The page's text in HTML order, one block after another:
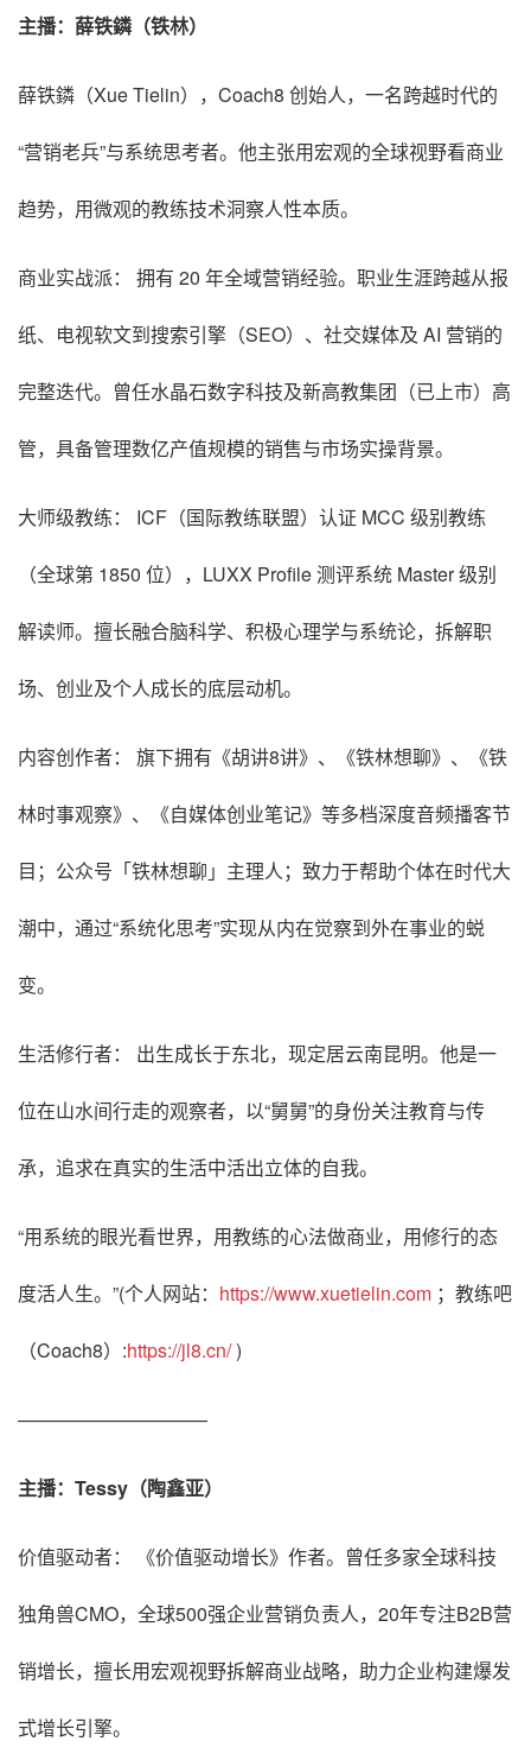
主播：薛铁鏻（铁林）
薛铁鏻（Xue Tielin），Coach8 创始人，一名跨越时代的
“营销老兵”与系统思考者。他主张用宏观的全球视野看商业
趋势，用微观的教练技术洞察人性本质。
商业实战派： 拥有 20 年全域营销经验。职业生涯跨越从报
纸、电视软文到搜索引擎（SEO）、社交媒体及 AI 营销的
完整迭代。曾任水晶石数字科技及新高教集团（已上市）高
管，具备管理数亿产值规模的销售与市场实操背景。
大师级教练： ICF（国际教练联盟）认证 MCC 级别教练
（全球第 1850 位），LUXX Profile 测评系统 Master 级别
解读师。擅长融合脑科学、积极心理学与系统论，拆解职
场、创业及个人成长的底层动机。
内容创作者： 旗下拥有《胡讲8讲》、《铁林想聊》、《铁
林时事观察》、《自媒体创业笔记》等多档深度音频播客节
目；公众号「铁林想聊」主理人；致力于帮助个体在时代大
潮中，通过“系统化思考”实现从内在觉察到外在事业的蜕
变。
生活修行者： 出生成长于东北，现定居云南昆明。他是一
位在山水间行走的观察者，以“舅舅”的身份关注教育与传
承，追求在真实的生活中活出立体的自我。
“用系统的眼光看世界，用教练的心法做商业，用修行的态
度活人生。”(个人网站： https://www.xuetielin.com ；教练吧
（Coach8）:https://jl8.cn/)
——————————
主播：Tessy（陶鑫亚）
价值驱动者： 《价值驱动增长》作者。曾任多家全球科技
独角兽CMO，全球500强企业营销负责人，20年专注B2B营
销增长，擅长用宏观视野拆解商业战略，助力企业构建爆发
式增长引擎。